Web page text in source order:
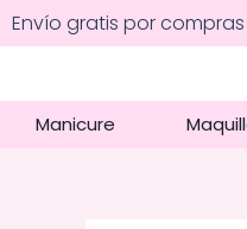
al
Envío gratis por compras
Manicure